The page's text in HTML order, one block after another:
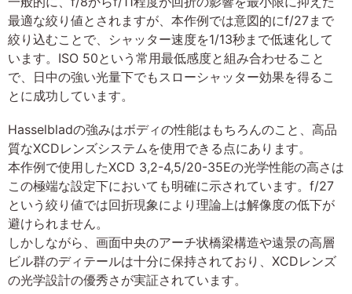
最適な絞り値とされますが、本作例では意図的にf/27まで
絞り込むことで、シャッター速度を1/13秒まで低速化して
います。ISO 50という常用最低感度と組み合わせること
で、日中の強い光量下でもスローシャッター効果を得るこ
とに成功しています。
Hasselbladの強みはボディの性能はもちろんのこと、高品
質なXCDレンズシステムを使用できる点にあります。
本作例で使用したXCD 3,2-4,5/20-35Eの光学性能の高さは
この極端な設定下においても明確に示されています。f/27
という絞り値では回折現象により理論上は解像度の低下が
避けられません。
しかしながら、画面中央のアーチ状橋梁構造や遠景の高層
ビル群のディテールは十分に保持されており、XCDレンズ
の光学設計の優秀さが実証されています。